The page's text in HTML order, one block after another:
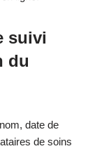
suivi
du
date de
de soins